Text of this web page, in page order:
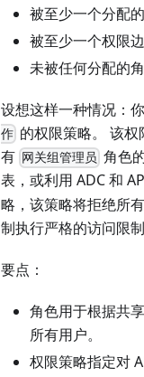
被至少一个分配的
被至少一个权限
未被任何分配的
设想这样一种情况：
作 的权限策略。 该
有 网关组管理员 角色
表，或利用 ADC 和
略，该策略将拒绝所
制执行严格的访问限
要点：
角色用于根据共
所有用户。
权限策略指定对